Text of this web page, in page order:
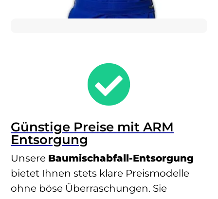

Günstige Preise mit ARM
Entsorgung
Unsere Baumischabfall-Entsorgung
bietet Ihnen stets klare Preismodelle
ohne böse Überraschungen. Sie